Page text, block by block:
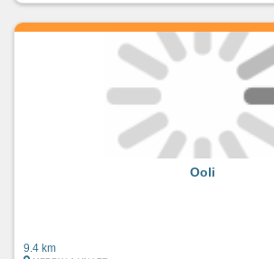
Ooli
9.4 km